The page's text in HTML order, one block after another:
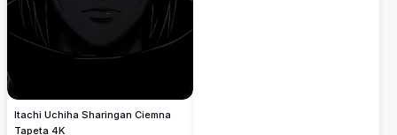
Itachi Uchiha Sharingan Ciemna
Tapeta 4K